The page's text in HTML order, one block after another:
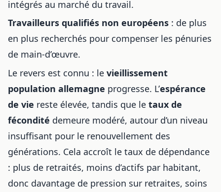
intégrés au marché du travail.
Travailleurs qualifiés non européens : de plus
en plus recherchés pour compenser les pénuries
de main-d’œuvre.
Le revers est connu : le vieillissement
population allemagne progresse. L’espérance
de vie reste élevée, tandis que le taux de
fécondité demeure modéré, autour d’un niveau
insuffisant pour le renouvellement des
générations. Cela accroît le taux de dépendance
: plus de retraités, moins d’actifs par habitant,
donc davantage de pression sur retraites, soins